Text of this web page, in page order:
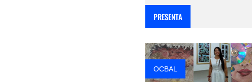
PRESENTA
OCBAL